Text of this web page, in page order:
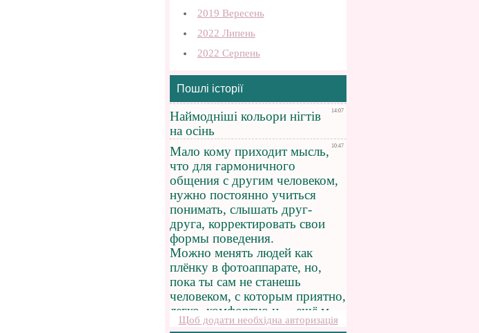
2019 Вересень
2022 Липень
2022 Серпень
Пошлі історії
Щоб додати необхідна авторизація